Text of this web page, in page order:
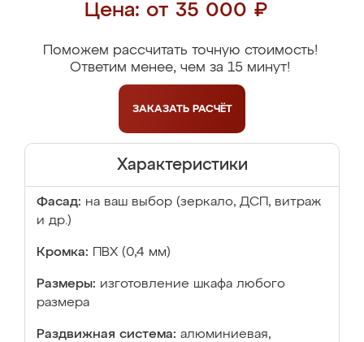
Цена: от 35 000 ₽
Поможем рассчитать точную стоимость!
Ответим менее, чем за 15 минут!
ЗАКАЗАТЬ РАСЧЁТ
Характеристики
Фасад: на ваш выбор (зеркало, ДСП, витраж
и др.)
Кромка: ПВХ (0,4 мм)
Размеры: изготовление шкафа любого
размера
Раздвижная система: алюминиевая,